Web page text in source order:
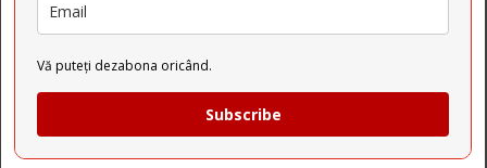
Vă puteți dezabona oricând.
Subscribe